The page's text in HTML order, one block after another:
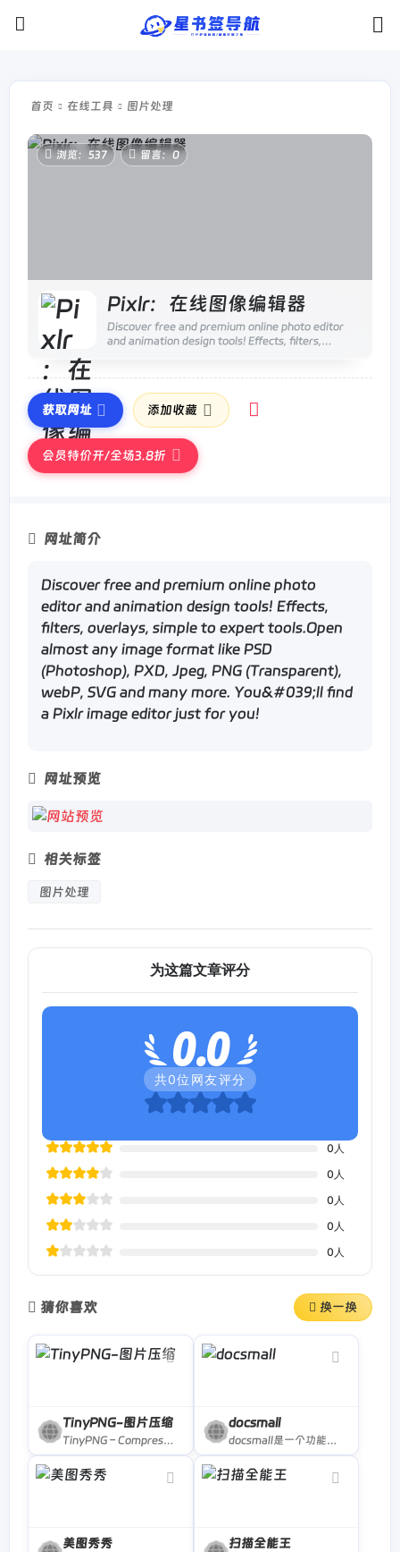
首页 在线工具 图片处理
浏览：537 留言：0
Pixlr：在线图像编辑器
Discover free and premium online photo editor
and animation design tools! Effects, filters,
获取网址 添加收藏
会员特价开/全场3.8折
网址简介
Discover free and premium online photo
editor and animation design tools! Effects,
filters, overlays, simple to expert tools.Open
almost any image format like PSD
(Photoshop), PXD, Jpeg, PNG (Transparent),
webP, SVG and many more. You&#039;ll find
a Pixlr image editor just for you!
网址预览
相关标签
图片处理
为这篇文章评分
0.0
共0位网友评分
0 人
0 人
0 人
0 人
0 人
猜你喜欢 换一换
TinyPNG-图片压缩
TinyPNG – Compress WebP, PNG and JPEG images intelligently
docsmall
docsmall是一个功能强大的在线图片和PDF处理工具，提供免费使用。您可以轻松地对图片进行压缩、裁剪、改尺寸等操作，同时还可以实现PDF的合并、分割、压缩以及页面调整等功能。快来体验docsmall吧！
美图秀秀 扫描全能王